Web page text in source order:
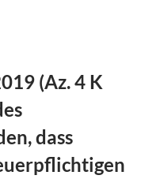
(Az. 4 K
dass